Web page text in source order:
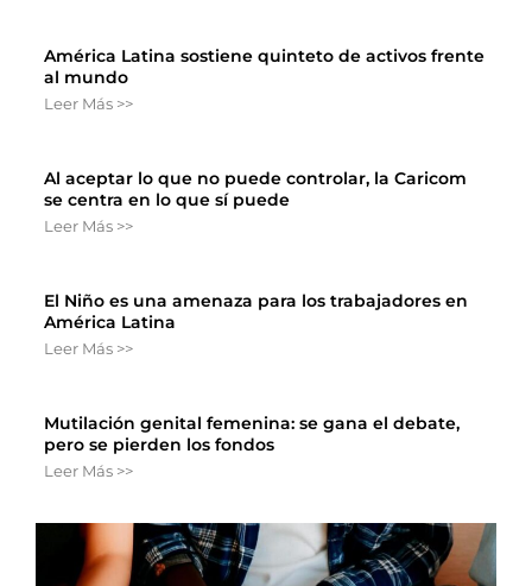
América Latina sostiene quinteto de activos frente
al mundo
Leer Más >>
Al aceptar lo que no puede controlar, la Caricom
se centra en lo que sí puede
Leer Más >>
El Niño es una amenaza para los trabajadores en
América Latina
Leer Más >>
Mutilación genital femenina: se gana el debate,
pero se pierden los fondos
Leer Más >>